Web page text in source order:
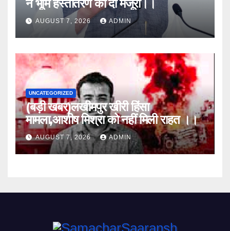
ने भूमि हस्तांतरण की दी मंजूरी।।
AUGUST 7, 2026 ADMIN
UNCATEGORIZED
(बड़ी खबर)लखीमपुर खीरी हिंसा
मामला,आशीष मिश्रा को नहीं मिली राहत ।।
AUGUST 7, 2026 ADMIN